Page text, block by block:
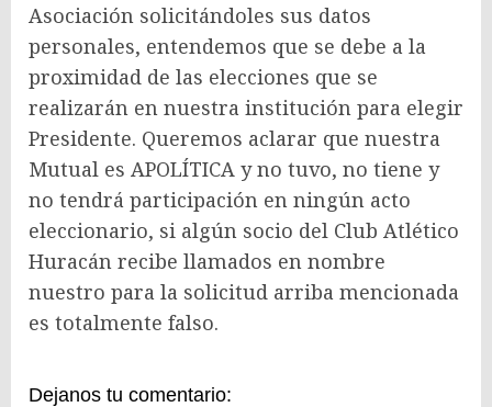
Asociación solicitándoles sus datos
personales, entendemos que se debe a la
proximidad de las elecciones que se
realizarán en nuestra institución para elegir
Presidente. Queremos aclarar que nuestra
Mutual es APOLÍTICA y no tuvo, no tiene y
no tendrá participación en ningún acto
eleccionario, si algún socio del Club Atlético
Huracán recibe llamados en nombre
nuestro para la solicitud arriba mencionada
es totalmente falso.
Dejanos tu comentario: